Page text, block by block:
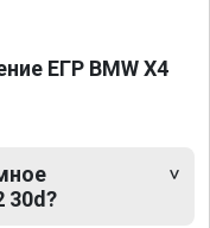
ЕГР BMW X4
30d?